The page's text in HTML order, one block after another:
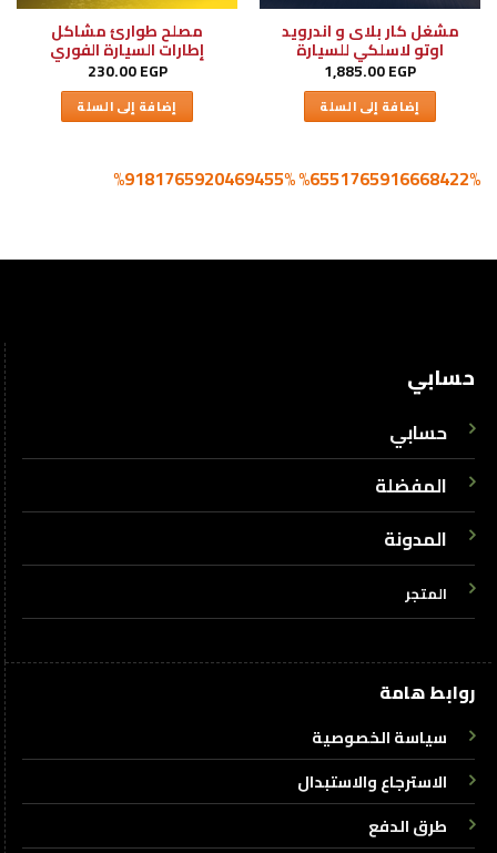
مشغل كار بلاى و اندرويد
اوتو لاسلكي للسيارة
1,885.00EGP
إضافة إلى السلة
مصلح طوارئ مشاكل
إطارات السيارة الفوري
230.00EGP
إضافة إلى السلة
%6551765916668422% %9181765920469455%
حسابي
حسابي
المفضلة
المدونة
المتجر
روابط هامة
سياسة الخصوصية
الاسترجاع والاستبدال
طرق الدفع